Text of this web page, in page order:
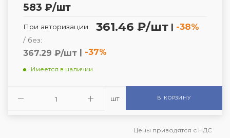
583 ₽/шт
При авторизации: 361.46 ₽/шт | -38%
/ без:
367.29 ₽/шт | -37%
Имеется в наличии
шт В КОРЗИНУ
Цены приводятся с НДС